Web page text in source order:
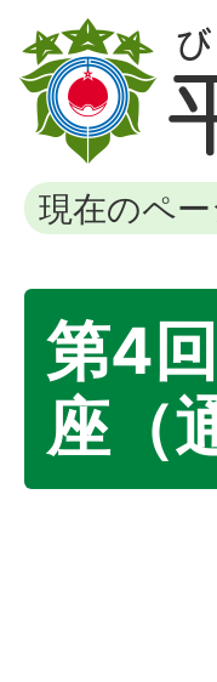
現在のペー
第4
座（